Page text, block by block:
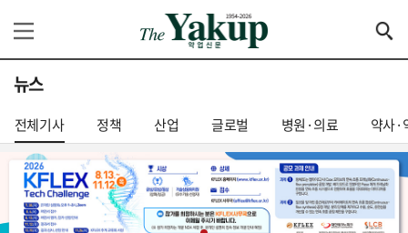
뉴스
전체기사 정책 산업 글로벌 병원·의료 약사·